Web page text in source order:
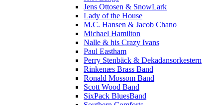
Jens Ottosen & SnowLark
Lady of the House
M.C. Hansen & Jacob Chano
Michael Hamilton
Nalle & his Crazy Ivans
Paul Eastham
Perry Stenbäck & Dekadansorkestern
Rinkenæs Brass Band
Ronald Mossom Band
Scott Wood Band
SixPack BluesBand